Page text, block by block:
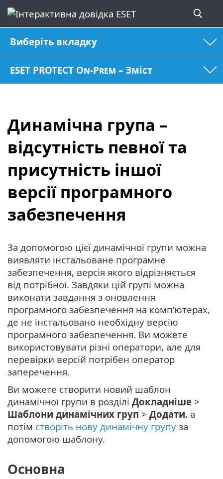
Виберіть вкладку
ESET PROTECT On-Prem – Зміст
Динамічна група –
відсутність певної та
присутність іншої
версії програмного
забезпечення
За допомогою цієї динамічної групи можна
виявляти інстальоване програмне
забезпечення, версія якого відрізняється
від потрібної. Завдяки цій групі можна
виконати завдання з оновлення
програмного забезпечення на комп’ютерах,
де не інстальовано необхідну версію
програмного забезпечення. Ви можете
використовувати різні оператори, але для
перевірки версій потрібен оператор
заперечення.
Ви можете створити новий шаблон
динамічної групи в розділі Докладніше >
Шаблони динамічних груп > Додати, а
потім створіть нову динамічну групу за
допомогою шаблону.
Основна